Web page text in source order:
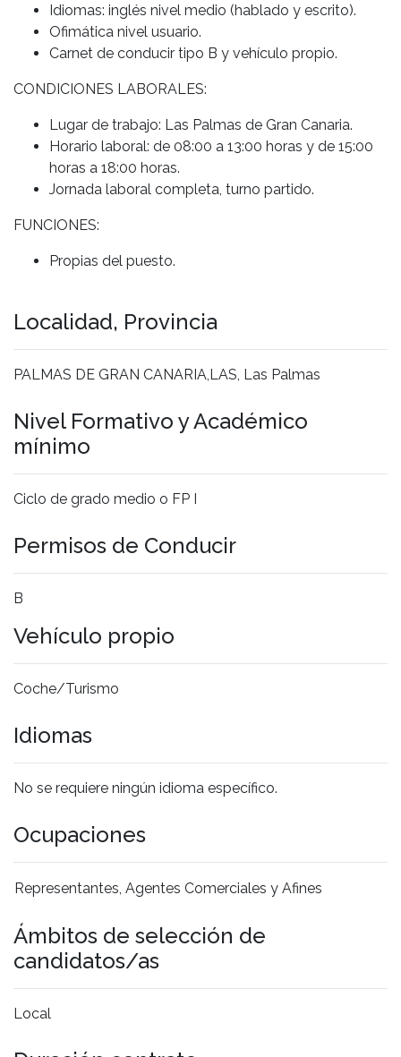
Idiomas: inglés nivel medio (hablado y escrito).
Ofimática nivel usuario.
Carnet de conducir tipo B y vehículo propio.
CONDICIONES LABORALES:
Lugar de trabajo: Las Palmas de Gran Canaria.
Horario laboral: de 08:00 a 13:00 horas y de 15:00
horas a 18:00 horas.
Jornada laboral completa, turno partido.
FUNCIONES:
Propias del puesto.
Localidad, Provincia
PALMAS DE GRAN CANARIA,LAS, Las Palmas
Nivel Formativo y Académico
mínimo
Ciclo de grado medio o FP I
Permisos de Conducir
B
Vehículo propio
Coche/Turismo
Idiomas
No se requiere ningún idioma específico.
Ocupaciones
Representantes, Agentes Comerciales y Afines
Ámbitos de selección de
candidatos/as
Local